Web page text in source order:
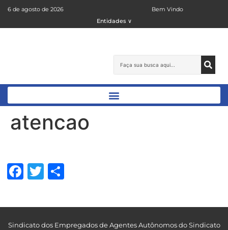
6 de agosto de 2026
Bem Vindo
Entidades ∨
atencao
Facebook
Twitter
Sindicato dos Empregados de Agentes Autônomos do Sindicato